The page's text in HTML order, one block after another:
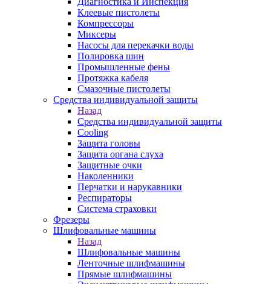
Клеевые пистолеты
Компрессоры
Миксеры
Насосы для перекачки воды
Полировка шин
Промышленные фены
Протяжка кабеля
Смазочные пистолеты
Средства индивидуальной защиты
Назад
Средства индивидуальной защиты
Cooling
Защита головы
Защита органа слуха
Защитные очки
Наколенники
Перчатки и нарукавники
Респираторы
Система страховки
Фрезеры
Шлифовальные машины
Назад
Шлифовальные машины
Ленточные шлифмашины
Прямые шлифмашины